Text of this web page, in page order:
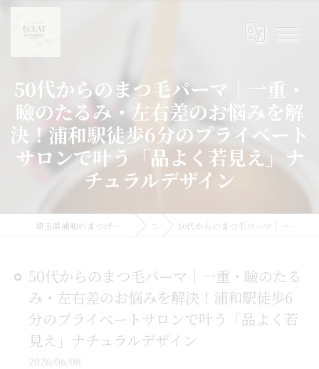
50代からのまつ毛パーマ｜一重・
瞼のたるみ・左右差のお悩みを解
決！浦和駅徒歩6分のプライベート
サロンで叶う「品よく若見え」ナ
チュラルデザイン
埼玉県浦和のまつげパーマならまつげパーマ/マツエク/眉毛 Eclat du Bonheur【エクラドゥボヌール】byMoana ブログ 50代からのまつ毛パーマ｜一重・瞼のたるみ・左右差のお悩みを解決！浦和駅徒歩6分のプライベートサロンで叶う「品よく若見え」ナチュラルデザイン
50代からのまつ毛パーマ｜一重・瞼のたる
み・左右差のお悩みを解決！浦和駅徒歩6
分のプライベートサロンで叶う「品よく若
見え」ナチュラルデザイン
2026/06/08